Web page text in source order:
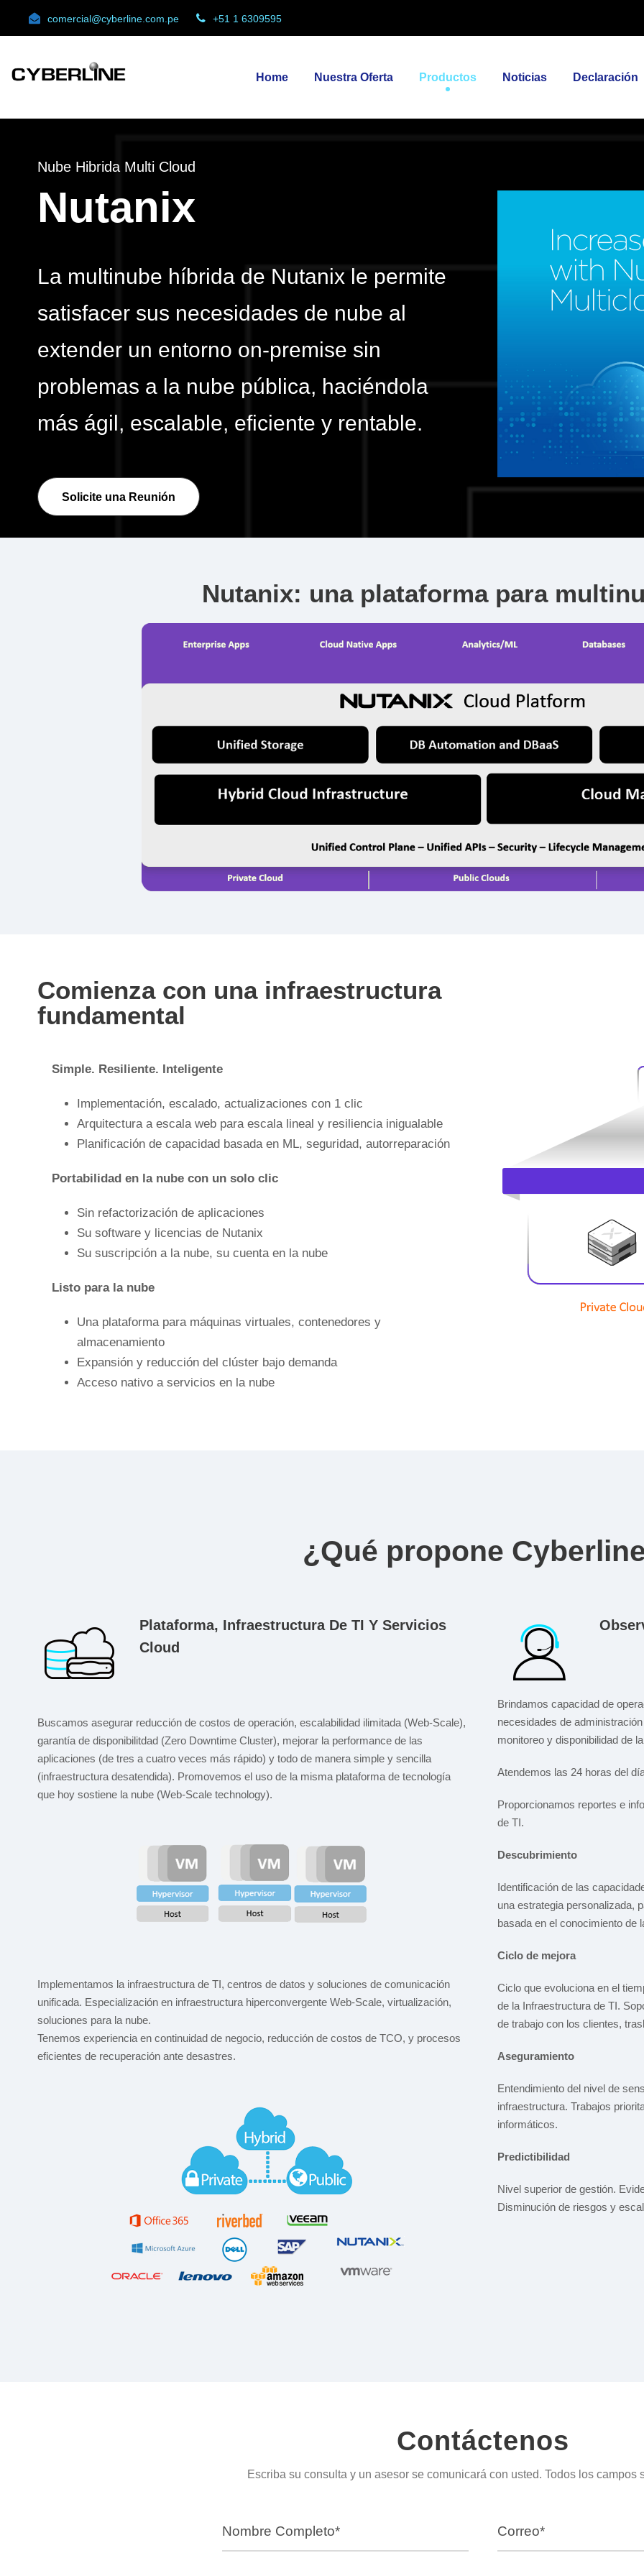
comercial@cyberline.com.pe +51 1 6309595
Home Nuestra Oferta Productos Noticias Declaración
Nube Hibrida Multi Cloud
Nutanix
La multinube híbrida de Nutanix le permite
satisfacer sus necesidades de nube al
extender un entorno on-premise sin
problemas a la nube pública, haciéndola
más ágil, escalable, eficiente y rentable.
Solicite una Reunión
Nutanix: una plataforma para
Comienza con una infraestructura
fundamental
Simple. Resiliente. Inteligente
Implementación, escalado, actualizaciones con 1 clic
Arquitectura a escala web para escala lineal y resiliencia inigualable
Planificación de capacidad basada en ML, seguridad, autorreparación
Portabilidad en la nube con un solo clic
Sin refactorización de aplicaciones
Su software y licencias de Nutanix
Su suscripción a la nube, su cuenta en la nube
Listo para la nube
Una plataforma para máquinas virtuales, contenedores y
almacenamiento
Expansión y reducción del clúster bajo demanda
Acceso nativo a servicios en la nube
¿Qué propone
Plataforma, Infraestructura De TI Y Servicios
Cloud
Buscamos asegurar reducción de costos de operación, escalabilidad ilimitada (Web-Scale),
garantía de disponibilitdad (Zero Downtime Cluster), mejorar la performance de las
aplicaciones (de tres a cuatro veces más rápido) y todo de manera simple y sencilla
(infraestructura desatendida). Promovemos el uso de la misma plataforma de tecnología
que hoy sostiene la nube (Web-Scale technology).
Implementamos la infraestructura de TI, centros de datos y soluciones de comunicación
unificada. Especialización en infraestructura hiperconvergente Web-Scale, virtualización,
soluciones para la nube.
Tenemos experiencia en continuidad de negocio, reducción de costos de TCO, y procesos
eficientes de recuperación ante desastres.
Brindamos capacidad de
necesidades de
monitoreo y disponibilidad de
Atendemos las 24 horas del
Proporcionamos reportes e
de TI.
Descubrimiento
Identificación de las
una estrategia personalizada,
basada en el conocimiento de
Ciclo de mejora
Ciclo que evoluciona en el
de la Infraestructura de TI.
de trabajo con los clientes,
Aseguramiento
Entendimiento del nivel de
infraestructura. Trabajos
informáticos.
Predictibilidad
Nivel superior de gestión.
Disminución de riesgos y
Contáctenos
Escriba su consulta y un asesor se comunicará con usted. Todos los campos